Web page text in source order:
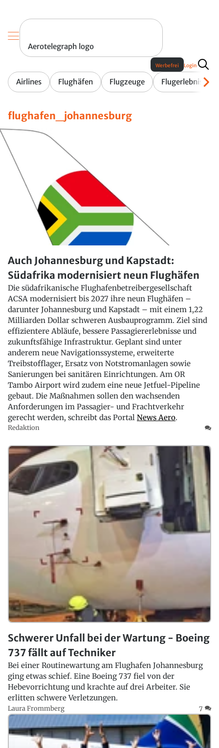
Aerotelegraph logo
Airlines Flughäfen Flugzeuge Flugerlebnis
Werbefrei Login
flughafen_johannesburg
Auch Johannesburg und Kapstadt:
Südafrika modernisiert neun Flughäfen
Die südafrikanische Flughafenbetreibergesellschaft
ACSA modernisiert bis 2027 ihre neun Flughäfen –
darunter Johannesburg und Kapstadt – mit einem 1,22
Milliarden Dollar schweren Ausbauprogramm. Ziel sind
effizientere Abläufe, bessere Passagiererlebnisse und
zukunftsfähige Infrastruktur. Geplant sind unter
anderem neue Navigationssysteme, erweiterte
Treibstofflager, Ersatz von Notstromanlagen sowie
Sanierungen bei sanitären Einrichtungen. Am OR
Tambo Airport wird zudem eine neue Jetfuel-Pipeline
gebaut. Die Maßnahmen sollen den wachsenden
Anforderungen im Passagier- und Frachtverkehr
gerecht werden, schreibt das Portal News Aero.
Redaktion
Schwerer Unfall bei der Wartung - Boeing
737 fällt auf Techniker
Bei einer Routinewartung am Flughafen Johannesburg
ging etwas schief. Eine Boeing 737 fiel von der
Hebevorrichtung und krachte auf drei Arbeiter. Sie
erlitten schwere Verletzungen.
Laura Frommberg 7